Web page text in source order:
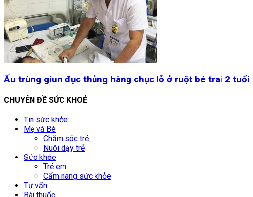
Ấu trùng giun đục thủng hàng chục lỗ ở ruột bé trai 2 tuổi
CHUYÊN ĐỀ SỨC KHOẺ
Tin sức khỏe
Mẹ và Bé
Chăm sóc trẻ
Nuôi dạy trẻ
Sức khỏe
Trẻ em
Cẩm nang sức khỏe
Tư vấn
Bài thuốc